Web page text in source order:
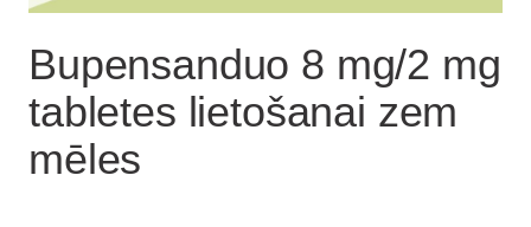
Bupensanduo 8 mg/2 mg
tabletes lietošanai zem
mēles